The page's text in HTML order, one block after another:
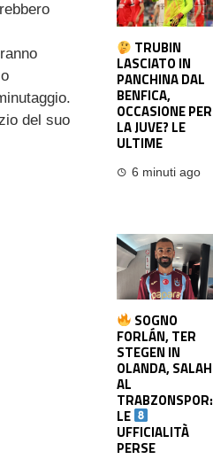
del suo
TRUBIN
LASCIATO IN
PANCHINA DAL
BENFICA,
OCCASIONE PER
LA JUVE? LE
ULTIME
6 minuti ago
SOGNO
FORLÁN, TER
STEGEN IN
OLANDA, SALAH
AL
TRABZONSPOR:
LE
UFFICIALITÀ
PERSE